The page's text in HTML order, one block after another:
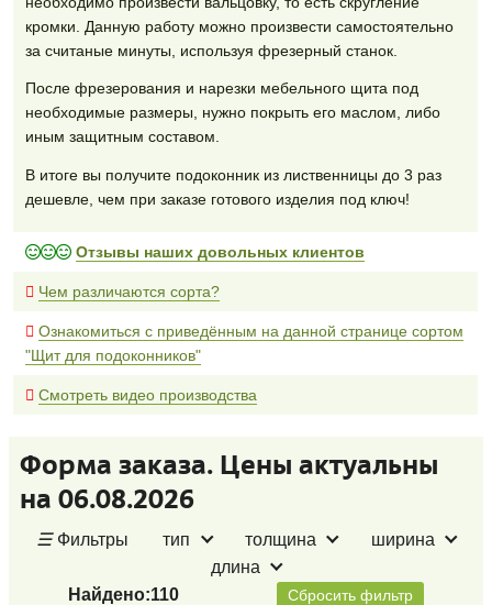
кромки. Данную работу можно произвести самостоятельно
за считаные минуты, используя фрезерный станок.
После фрезерования и нарезки мебельного щита под
необходимые размеры, нужно покрыть его маслом, либо
иным защитным составом.
В итоге вы получите подоконник из лиственницы до 3 раз
дешевле, чем при заказе готового изделия под ключ!
Отзывы наших довольных клиентов
Чем различаются сорта?
Ознакомиться с приведённым на данной странице сортом
"Щит для подоконников"
Смотреть видео производства
Форма заказа. Цены актуальны
на 06.08.2026
☰ Фильтры тип толщина
ширина
длина
Найдено:110
Сбросить фильтр